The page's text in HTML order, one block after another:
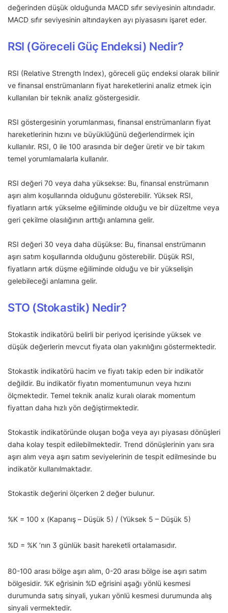
değerinden düşük olduğunda MACD sıfır seviyesinin altındadır.
MACD sıfır seviyesinin altındayken ayı piyasasını işaret eder.
RSI (Göreceli Güç Endeksi) Nedir?
RSI (Relative Strength Index), göreceli güç endeksi olarak bilinir
ve finansal enstrümanların fiyat hareketlerini analiz etmek için
kullanılan bir teknik analiz göstergesidir.
RSI göstergesinin yorumlanması, finansal enstrümanların fiyat
hareketlerinin hızını ve büyüklüğünü değerlendirmek için
kullanılır. RSI, 0 ile 100 arasında bir değer üretir ve bir takım
temel yorumlamalarla kullanılır.
RSI değeri 70 veya daha yüksekse: Bu, finansal enstrümanın
aşırı alım koşullarında olduğunu gösterebilir. Yüksek RSI,
fiyatların artık yükselme eğiliminde olduğu ve bir düzeltme veya
geri çekilme olasılığının arttığı anlamına gelir.
RSI değeri 30 veya daha düşükse: Bu, finansal enstrümanın
aşırı satım koşullarında olduğunu gösterebilir. Düşük RSI,
fiyatların artık düşme eğiliminde olduğu ve bir yükselişin
gelebileceği anlamına gelir.
STO (Stokastik) Nedir?
Stokastik indikatörü belirli bir periyod içerisinde yüksek ve
düşük değerlerin mevcut fiyata olan yakınlığını göstermektedir.
Stokastik indikatörü hacim ve fiyatı takip eden bir indikatör
değildir. Bu indikatör fiyatın momentumunun veya hızını
ölçmektedir. Temel teknik analiz kuralı olarak momentum
fiyattan daha hızlı yön değiştirmektedir.
Stokastik indikatöründe oluşan boğa veya ayı piyasası dönüşleri
daha kolay tespit edilebilmektedir. Trend dönüşlerinin yanı sıra
aşırı alım veya aşırı satım seviyelerinin de tespit edilmesinde bu
indikatör kullanılmaktadır.
Stokastik değerini ölçerken 2 değer bulunur.
%K = 100 x (Kapanış – Düşük 5) / (Yüksek 5 – Düşük 5)
%D = %K ‘nın 3 günlük basit hareketli ortalamasıdır.
80-100 arası bölge aşırı alım, 0-20 arası bölge ise aşırı satım
bölgesidir. %K eğrisinin %D eğrisini aşağı yönlü kesmesi
durumunda satış sinyali, yukarı yönlü kesmesi durumunda alış
sinyali vermektedir.